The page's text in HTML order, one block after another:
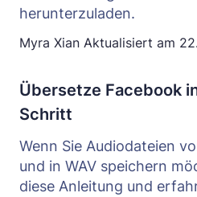
herunterzuladen.
Myra Xian Aktualisiert am
Übersetze Facebook
Schritt
Wenn Sie Audiodateien
und in WAV speichern
diese Anleitung und